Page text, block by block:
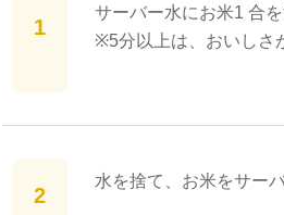
サーバー水にお米1 合
※5分以上は、おいしさ
水を捨て、お米をサー